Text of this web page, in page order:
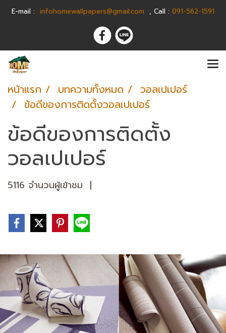
E-mail : infohomewallpapers@gmail.com , Call : 091-562-1591
หน้าแรก บทความทั้งหมด
วอลเปเปอร์
ข้อดีของการติดตั้งวอลเปเปอร์
ข้อดีของการติดตั้ง
วอลเปเปอร์
5116 จำนวนผู้เข้าชม |